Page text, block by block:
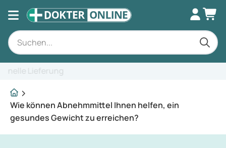
Wie können Abnehmmittel Ihnen helfen, ein
gesundes Gewicht zu erreichen?